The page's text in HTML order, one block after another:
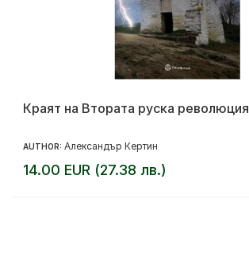
Краят на Втората руска революция
AUTHOR: Александър Кертин
14.00 EUR (27.38 лв.)